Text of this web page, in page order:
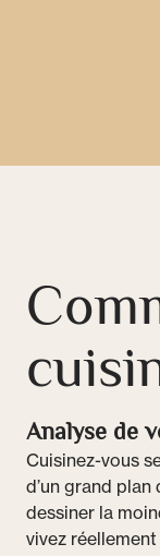
Analyse de
Cuisinez-vous
d’un grand plan
dessiner la
vivez